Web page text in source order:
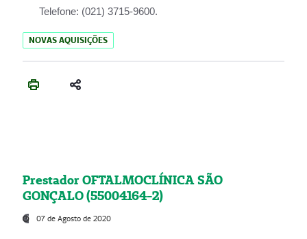
Telefone: (021) 3715-9600.
NOVAS AQUISIÇÕES
Prestador OFTALMOCLÍNICA SÃO
GONÇALO (55004164-2)
07 de Agosto de 2020